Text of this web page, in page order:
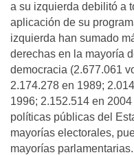
a su izquierda debilitó a
aplicación de su
izquierda han sumado
derechas en la mayoría
democracia (2.677.061
2.174.278 en 1989;
1996; 2.152.514 en
políticas públicas del
mayorías electorales,
mayorías